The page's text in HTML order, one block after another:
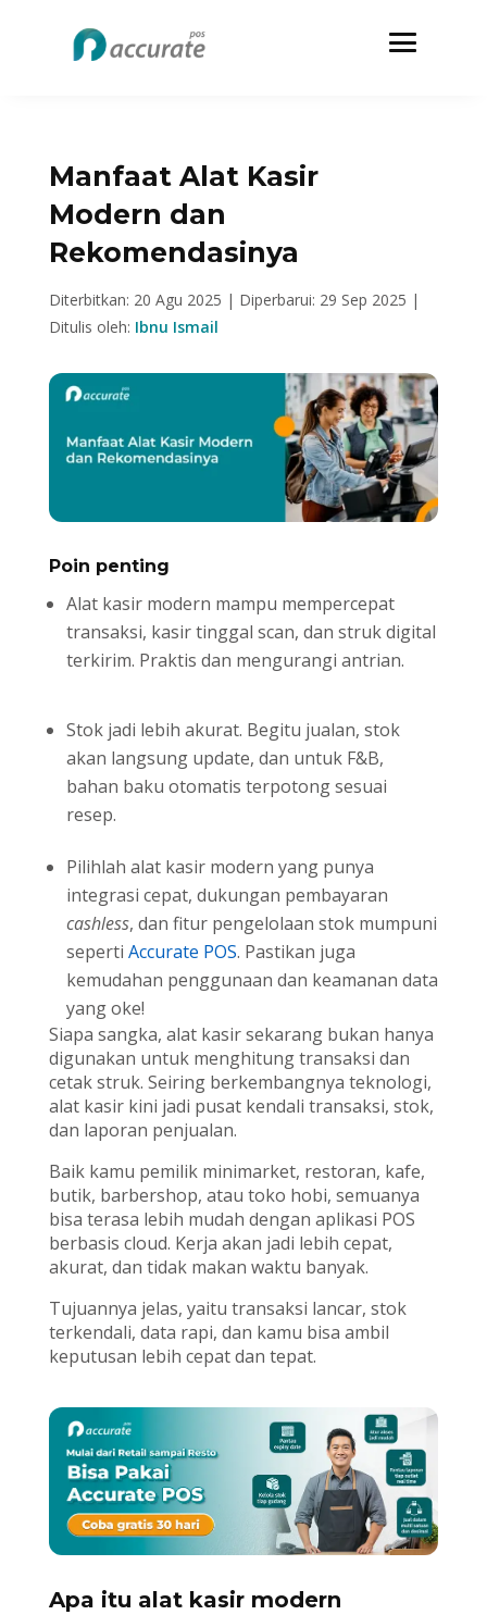
Manfaat Alat Kasir
Modern dan
Rekomendasinya
Diterbitkan: 20 Agu 2025 | Diperbarui: 29 Sep 2025 |
Ditulis oleh: Ibnu Ismail
Poin penting
Alat kasir modern mampu mempercepat
transaksi, kasir tinggal scan, dan struk digital
terkirim. Praktis dan mengurangi antrian.
Stok jadi lebih akurat. Begitu jualan, stok
akan langsung update, dan untuk F&B,
bahan baku otomatis terpotong sesuai
resep.
Pilihlah alat kasir modern yang punya
integrasi cepat, dukungan pembayaran
cashless, dan fitur pengelolaan stok mumpuni
seperti Accurate POS. Pastikan juga
kemudahan penggunaan dan keamanan data
yang oke!
Siapa sangka, alat kasir sekarang bukan hanya
digunakan untuk menghitung transaksi dan
cetak struk. Seiring berkembangnya teknologi,
alat kasir kini jadi pusat kendali transaksi, stok,
dan laporan penjualan.
Baik kamu pemilik minimarket, restoran, kafe,
butik, barbershop, atau toko hobi, semuanya
bisa terasa lebih mudah dengan aplikasi POS
berbasis cloud. Kerja akan jadi lebih cepat,
akurat, dan tidak makan waktu banyak.
Tujuannya jelas, yaitu transaksi lancar, stok
terkendali, data rapi, dan kamu bisa ambil
keputusan lebih cepat dan tepat.
Apa itu alat kasir modern